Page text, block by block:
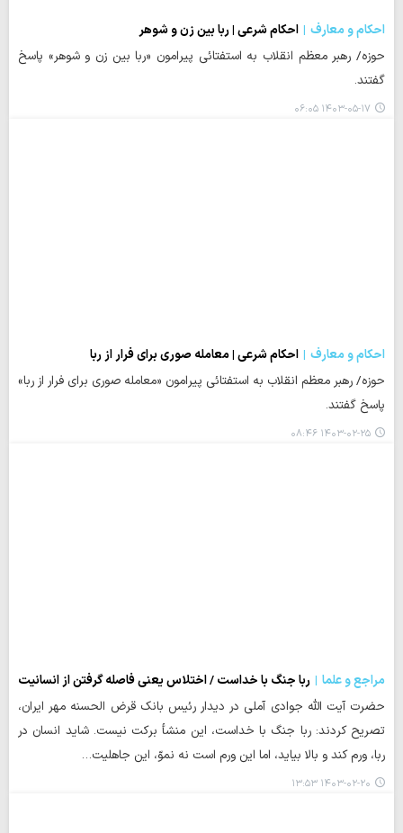
احکام و معارف
احکام شرعی | ربا بین زن و شوهر
حوزه/ رهبر معظم انقلاب به استفتائی پیرامون «ربا بین زن و شوهر» پاسخ
گفتند.
۱۴۰۳-۰۵-۱۷ ۰۶:۰۵
احکام و معارف
احکام شرعی | معامله صوری برای فرار از ربا
حوزه/ رهبر معظم انقلاب به استفتائی پیرامون «معامله صوری برای فرار از ربا»
پاسخ گفتند.
۱۴۰۳-۰۲-۲۵ ۰۸:۴۶
مراجع و علما
ربا جنگ با خداست / اختلاس یعنی فاصله گرفتن از انسانیت
حضرت آیت الله جوادی آملی در دیدار رئیس بانک قرض الحسنه مهر ایران،
تصریح کردند: ربا جنگ با خداست، این منشأ برکت نیست. شاید انسان در
ربا، ورم کند و بالا بیاید، اما این ورم است نه نموّ، این جاهلیت…
۱۴۰۳-۰۲-۲۰ ۱۳:۵۳